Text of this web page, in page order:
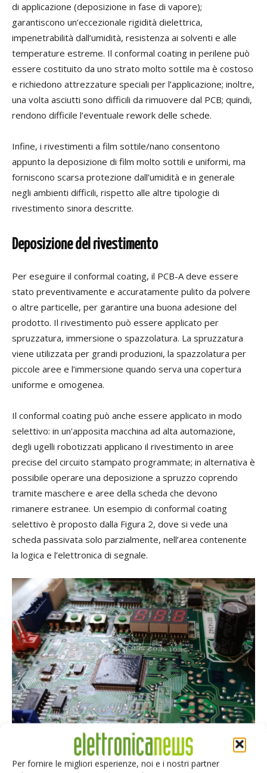
Per fornire le migliori esperienze, noi e i nostri partner
di applicazione (deposizione in fase di vapore);
garantiscono un’eccezionale rigidità dielettrica,
impenetrabilità dall’umidità, resistenza ai solventi e alle
temperature estreme. Il conformal coating in perilene può
essere costituito da uno strato molto sottile ma è costoso
e richiedono attrezzature speciali per l’applicazione; inoltre,
una volta asciutti sono difficili da rimuovere dal PCB; quindi,
rendono difficile l’eventuale rework delle schede.
Infine, i rivestimenti a film sottile/nano consentono
appunto la deposizione di film molto sottili e uniformi, ma
forniscono scarsa protezione dall’umidità e in generale
negli ambienti difficili, rispetto alle altre tipologie di
rivestimento sinora descritte.
Deposizione del rivestimento
Per eseguire il conformal coating, il PCB-A deve essere
stato preventivamente e accuratamente pulito da polvere
o altre particelle, per garantire una buona adesione del
prodotto. Il rivestimento può essere applicato per
spruzzatura, immersione o spazzolatura. La spruzzatura
viene utilizzata per grandi produzioni, la spazzolatura per
piccole aree e l’immersione quando serva una copertura
uniforme e omogenea.
Il conformal coating può anche essere applicato in modo
selettivo: in un’apposita macchina ad alta automazione,
degli ugelli robotizzati applicano il rivestimento in aree
precise del circuito stampato programmate; in alternativa è
possibile operare una deposizione a spruzzo coprendo
tramite maschere e aree della scheda che devono
rimanere estranee. Un esempio di conformal coating
selettivo è proposto dalla Figura 2, dove si vede una
scheda passivata solo parzialmente, nell’area contenente
la logica e l’elettronica di segnale.
Figura 2 – Rivestimento parziale in materiale siliconico su un PCB-A ibrido SMT/THT
destinato alle unità esterne dei condizionatori d’aria